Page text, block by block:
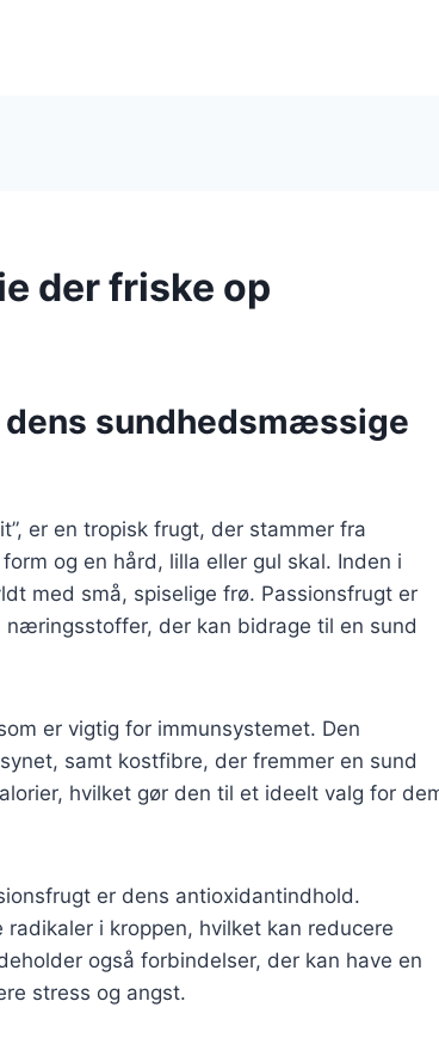
der friske op
sundhedsmæssige
er en tropisk frugt, der stammer fra
og en hård, lilla eller gul skal. Inden i
med små, spiselige frø. Passionsfrugt er
der kan bidrage til en sund
er vigtig for immunsystemet. Den
samt kostfibre, der fremmer en sund
hvilket gør den til et ideelt valg for
er dens antioxidantindhold.
i kroppen, hvilket kan reducere
også forbindelser, der kan have en
stress og angst.